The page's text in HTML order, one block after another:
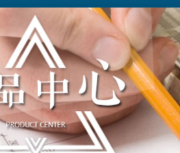
煤仓滑模
水泥仓滑模
灰库滑模